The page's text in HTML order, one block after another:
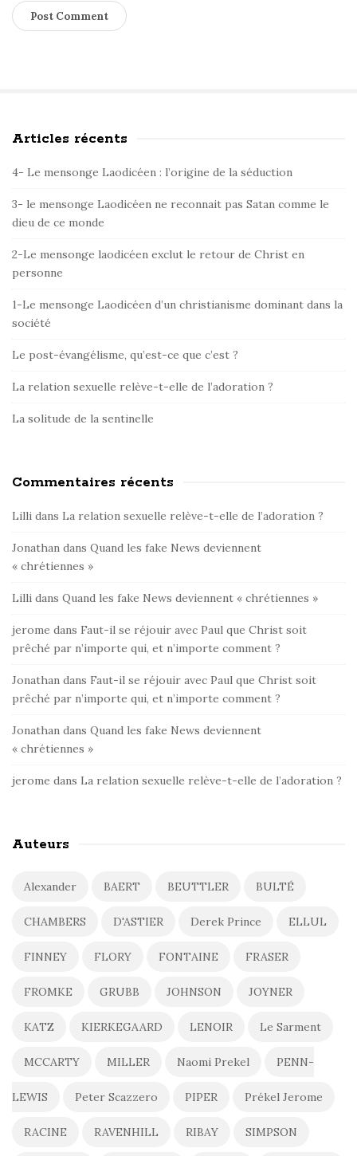
S
e
S
b
a
r
Articles récents
4- Le mensonge Laodicéen : l’origine de la séduction
3- le mensonge Laodicéen ne reconnait pas Satan comme le
dieu de ce monde
2-Le mensonge laodicéen exclut le retour de Christ en
personne
1-Le mensonge Laodicéen d’un christianisme dominant dans la
société
Le post-évangélisme, qu’est-ce que c’est ?
La relation sexuelle relève-t-elle de l’adoration ?
La solitude de la sentinelle
Commentaires récents
Lilli dans La relation sexuelle relève-t-elle de l’adoration ?
Jonathan dans Quand les fake News deviennent
« chrétiennes »
Lilli dans Quand les fake News deviennent « chrétiennes »
jerome dans Faut-il se réjouir avec Paul que Christ soit
prêché par n’importe qui, et n’importe comment ?
Jonathan dans Faut-il se réjouir avec Paul que Christ soit
prêché par n’importe qui, et n’importe comment ?
Jonathan dans Quand les fake News deviennent
« chrétiennes »
jerome dans La relation sexuelle relève-t-elle de l’adoration ?
Auteurs
Alexander BAERT BEUTTLER BULTÉ
CHAMBERS D'ASTIER Derek Prince ELLUL
FINNEY FLORY FONTAINE FRASER
FROMKE GRUBB JOHNSON JOYNER
KATZ KIERKEGAARD LENOIR Le Sarment
MCCARTY MILLER Naomi Prekel PENN-
LEWIS Peter Scazzero PIPER Prékel Jerome
RACINE RAVENHILL RIBAY SIMPSON